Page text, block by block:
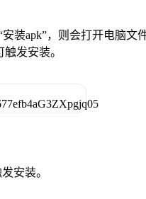
装apk”，则会打开电脑文
发安装。
安装。